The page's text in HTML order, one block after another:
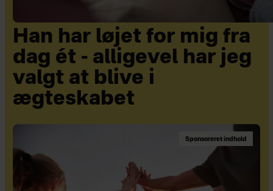
Han har løjet for mig fra
dag ét - alligevel har jeg
valgt at blive i
ægteskabet
Sponsoreret indhold